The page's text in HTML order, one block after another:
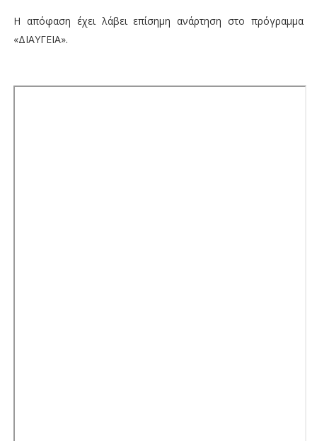
Η απόφαση έχει λάβει επίσημη ανάρτηση στο πρόγραμμα
«ΔΙΑΥΓΕΙΑ».